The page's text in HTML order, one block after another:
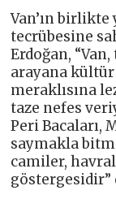
Van’ın
tecrübesine
Erdoğan,
arayana
meraklısına
taze nefes
Peri Bacaları,
saymakla
camiler,
göstergesidir”